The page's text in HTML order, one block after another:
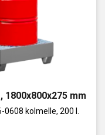
1800x800x275 mm
kolmelle, 200 l.